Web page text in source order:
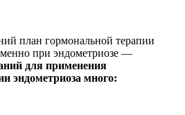
план гормональной терапии
при эндометриозе —
для применения
эндометриоза много: